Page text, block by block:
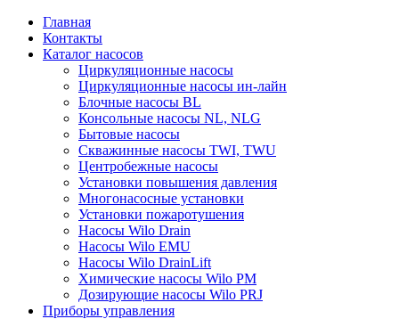
Главная
Контакты
Каталог насосов
Циркуляционные насосы
Циркуляционные насосы ин-лайн
Блочные насосы BL
Консольные насосы NL, NLG
Бытовые насосы
Скважинные насосы TWI, TWU
Центробежные насосы
Установки повышения давления
Многонасосные установки
Установки пожаротушения
Насосы Wilo Drain
Насосы Wilo EMU
Насосы Wilo DrainLift
Химические насосы Wilo PM
Дозирующие насосы Wilo PRJ
Приборы управления